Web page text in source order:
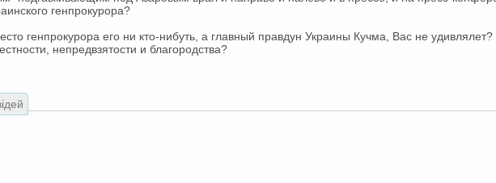
генпрокурора?
генпрокурора его ни кто-нибуть, а главный правдун Украины Кучма, Вас не удивлялет?
непредвзятости и благородства?